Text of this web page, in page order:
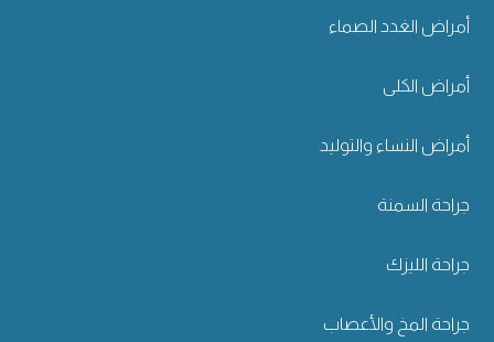
أمراض الغدد الصماء
أمراض الكلى
أمراض النساء والتوليد
جراحة السمنة
جراحة الليزك
جراحة المخ والأعصاب